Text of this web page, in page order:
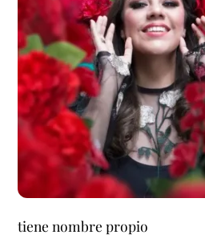
tiene nombre propio